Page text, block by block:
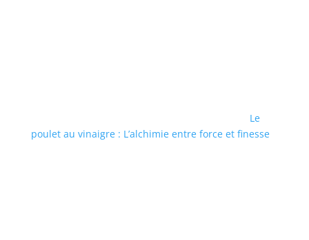
Le
poulet au vinaigre : L’alchimie entre force et finesse